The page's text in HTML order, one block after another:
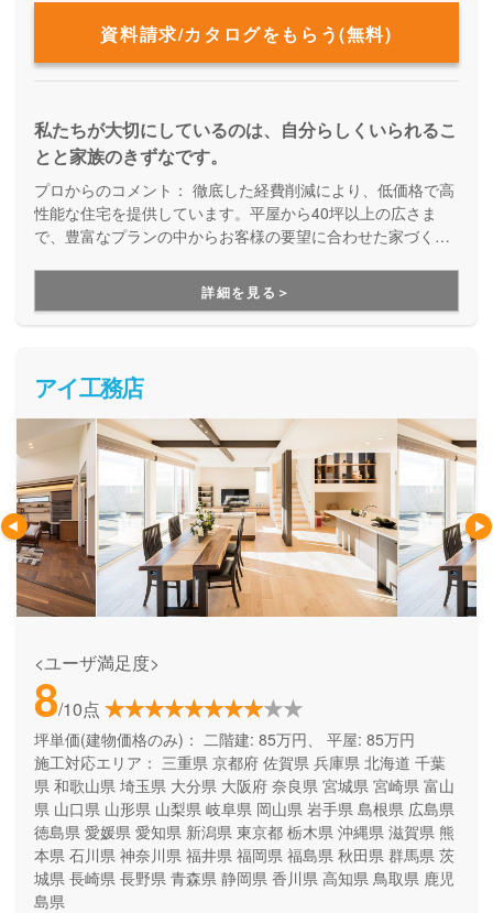
資料請求/カタログをもらう(無料)
私たちが大切にしているのは、自分らしくいられるこ
とと家族のきずなです。
プロからのコメント： 徹底した経費削減により、低価格で高
性能な住宅を提供しています。平屋から40坪以上の広さま
で、豊富なプランの中からお客様の要望に合わせた家づくり
ず、予算内で快適な住まいを建てたい方にオススメです。
詳細を見る＞
アイ工務店
<ユーザ満足度>
8/10点
坪単価(建物価格のみ)： 二階建: 85万円、 平屋: 85万円
施工対応エリア： 三重県 京都府 佐賀県 兵庫県 北海道 千葉
県 和歌山県 埼玉県 大分県 大阪府 奈良県 宮城県 宮崎県 富山
県 山口県 山形県 山梨県 岐阜県 岡山県 岩手県 島根県 広島県
徳島県 愛媛県 愛知県 新潟県 東京都 栃木県 沖縄県 滋賀県 熊
本県 石川県 神奈川県 福井県 福岡県 福島県 秋田県 群馬県 茨
城県 長崎県 長野県 青森県 静岡県 香川県 高知県 鳥取県 鹿児
島県